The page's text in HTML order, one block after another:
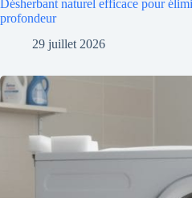
Désherbant naturel efficace pour
profondeur
29 juillet 2026